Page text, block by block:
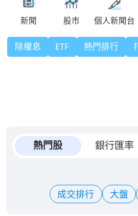
除權息 ETF 熱門排行
熱門股 銀行匯率
成交排行 大盤